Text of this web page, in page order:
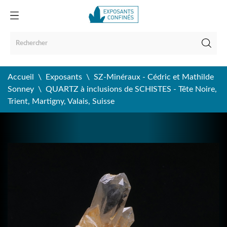
Accueil Exposants
SZ-Minéraux - Cédric et Mathilde
Sonney
QUARTZ à inclusions de SCHISTES - Tête Noire,
Trient, Martigny, Valais, Suisse